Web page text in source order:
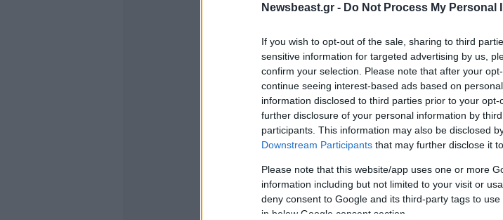
Newsbeast.gr - Do Not Process My Personal
If you wish to opt-out of the sale, sharing to third
sensitive information for targeted advertising by us,
confirm your selection. Please note that after your
continue seeing interest-based ads based on
information disclosed to third parties prior to your
further disclosure of your personal information by
participants. This information may also be disclosed
Downstream Participants that may further disclose it
Please note that this website/app uses one or more
information including but not limited to your visit or
deny consent to Google and its third-party tags to
in below Google consent section.